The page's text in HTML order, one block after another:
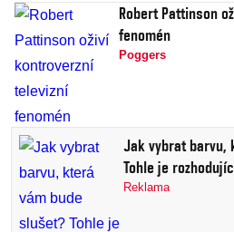
Robert Pattinson
fenomén
Poggers
Jak vybrat barvu,
Tohle je
Reklama